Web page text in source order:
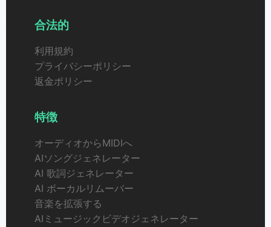
合法的
利用規約
プライバシーポリシー
返金ポリシー
特徴
オーディオからMIDIへ
AIソングジェネレーター
AI 歌詞ジェネレーター
AI ボーカルリムーバー
音楽を拡張する
AIミュージックビデオジェネレーター